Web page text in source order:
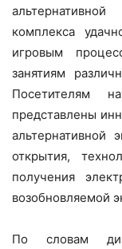
комплекса
игровым
занятиям
Посетителям
представлены
альтернативной
открытия,
получения
возобновляемой
По словам